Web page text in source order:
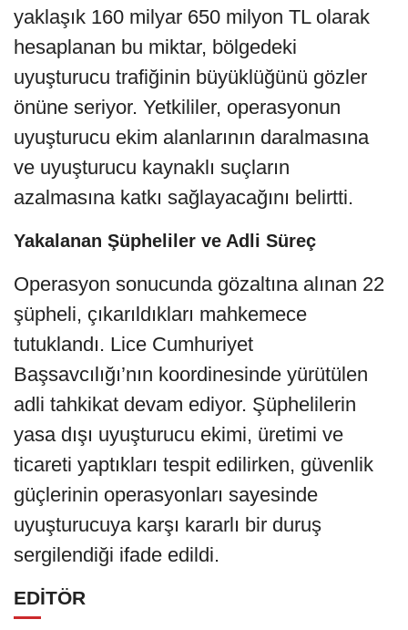
yaklaşık 160 milyar 650 milyon TL olarak
hesaplanan bu miktar, bölgedeki
uyuşturucu trafiğinin büyüklüğünü gözler
önüne seriyor. Yetkililer, operasyonun
uyuşturucu ekim alanlarının daralmasına
ve uyuşturucu kaynaklı suçların
azalmasına katkı sağlayacağını belirtti.
Yakalanan Şüpheliler ve Adli Süreç
Operasyon sonucunda gözaltına alınan 22
şüpheli, çıkarıldıkları mahkemece
tutuklandı. Lice Cumhuriyet
Başsavcılığı’nın koordinesinde yürütülen
adli tahkikat devam ediyor. Şüphelilerin
yasa dışı uyuşturucu ekimi, üretimi ve
ticareti yaptıkları tespit edilirken, güvenlik
güçlerinin operasyonları sayesinde
uyuşturucuya karşı kararlı bir duruş
sergilendiği ifade edildi.
EDİTÖR